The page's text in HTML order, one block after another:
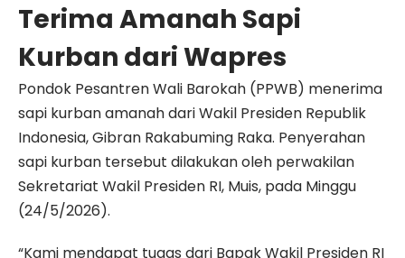
Terima Amanah Sapi
Kurban dari Wapres
Pondok Pesantren Wali Barokah (PPWB) menerima
sapi kurban amanah dari Wakil Presiden Republik
Indonesia, Gibran Rakabuming Raka. Penyerahan
sapi kurban tersebut dilakukan oleh perwakilan
Sekretariat Wakil Presiden RI, Muis, pada Minggu
(24/5/2026).
“Kami mendapat tugas dari Bapak Wakil Presiden RI